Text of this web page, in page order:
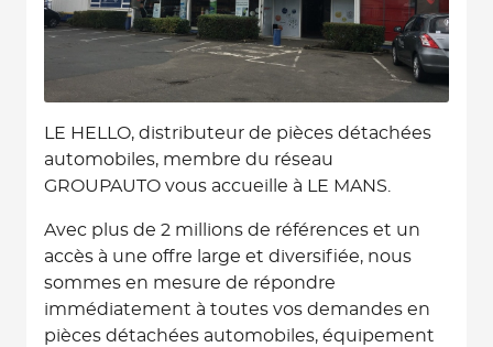
LE HELLO, distributeur de pièces détachées
automobiles, membre du réseau
GROUPAUTO vous accueille à LE MANS.
Avec plus de 2 millions de références et un
accès à une offre large et diversifiée, nous
sommes en mesure de répondre
immédiatement à toutes vos demandes en
pièces détachées automobiles, équipement